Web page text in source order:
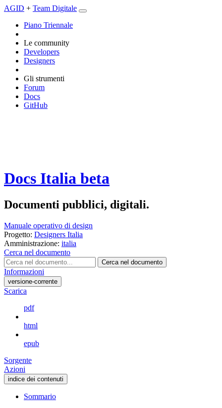
AGID + Team Digitale
Piano Triennale
Le community
Developers
Designers
Gli strumenti
Forum
Docs
GitHub
Docs Italia beta
Documenti pubblici, digitali.
Manuale operativo di design
Progetto: Designers Italia
Amministrazione: italia
Cerca nel documento
Cerca nel documento
Informazioni
versione-corrente
Scarica
pdf
html
epub
Sorgente
Azioni
indice dei contenuti
Sommario